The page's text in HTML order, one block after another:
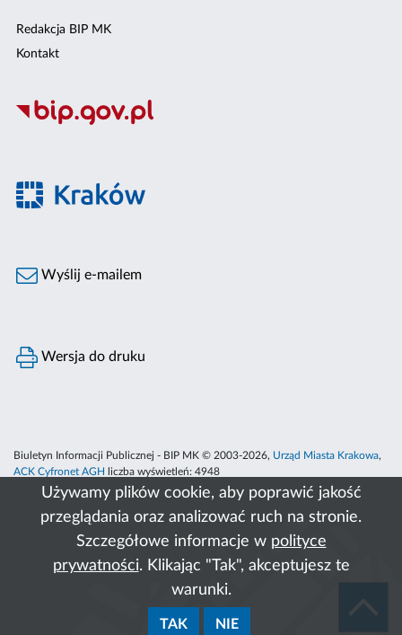
Używamy plików cookie, aby poprawić jakość
przeglądania oraz analizować ruch na stronie.
Szczegółowe informacje w polityce
prywatności. Klikając "Tak", akceptujesz te
warunki.
TAK NIE
Redakcja BIP MK
Kontakt
Wyślij e-mailem
Wersja do druku
Biuletyn Informacji Publicznej - BIP MK © 2003-2026, Urząd Miasta Krakowa,
ACK Cyfronet AGH
liczba wyświetleń: 4948